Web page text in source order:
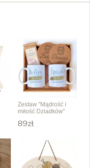
Zestaw "Mądrość i
miłość Dziadków"
89zł